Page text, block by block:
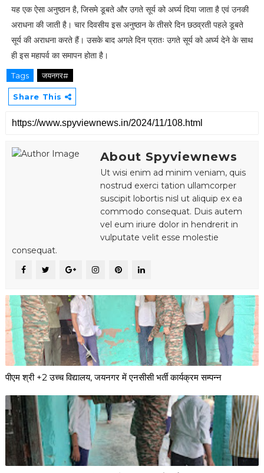
यह एक ऐसा अनुष्ठान है, जिसमे डूबते और उगते सूर्य को अर्घ्य दिया जाता है एवं उनकी
अराधना की जाती है। चार दिवसीय इस अनुष्ठान के तीसरे दिन छठव्रती पहले डूबते
सूर्य की अराधना करते हैं। उसके बाद अगले दिन प्रातः उगते सूर्य को अर्घ्य देने के साथ
ही इस महापर्व का समापन होता है।
Tags जयनगर#
Share This
About Spyviewnews
Ut wisi enim ad minim veniam, quis
nostrud exerci tation ullamcorper
suscipit lobortis nisl ut aliquip ex ea
commodo consequat. Duis autem
vel eum iriure dolor in hendrerit in
vulputate velit esse molestie
consequat.
पीएम श्री +2 उच्च विद्यालय, जयनगर में एनसीसी भर्ती कार्यक्रम सम्पन्न